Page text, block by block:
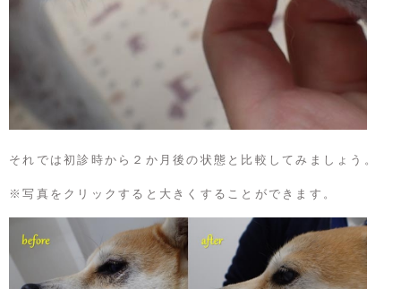
それでは初診時から２か月後の状態と比較してみましょう。
※写真をクリックすると大きくすることができます。